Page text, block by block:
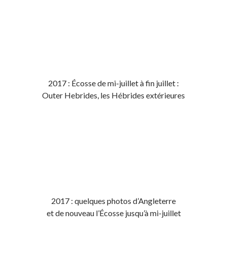
2017 : Écosse de mi-juillet à fin juillet :
Outer Hebrides, les Hébrides extérieures
2017 : quelques photos d’Angleterre
et de nouveau l’Écosse jusqu’à mi-juillet